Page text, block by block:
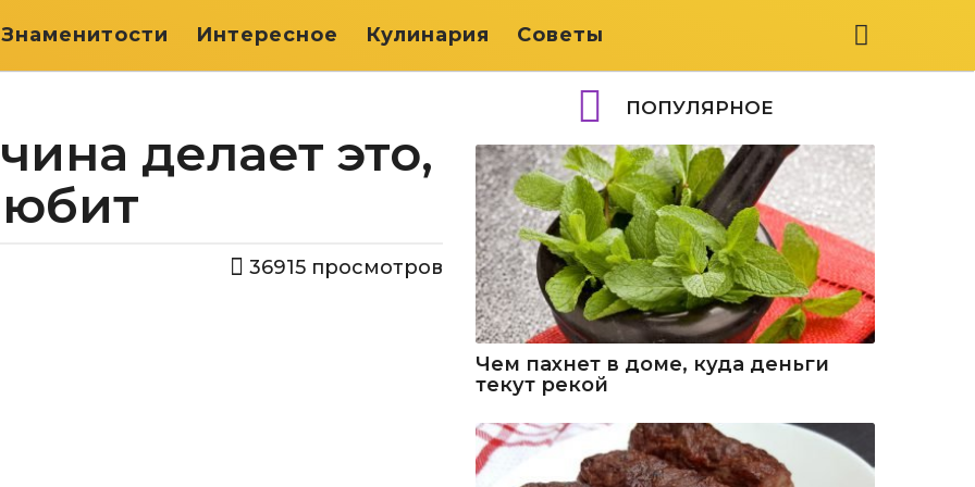
Знаменитости Интересное Кулинария Советы
делает это,
36915 просмотров
ПОПУЛЯРНОЕ
Чем пахнет в доме, куда деньги
текут рекой